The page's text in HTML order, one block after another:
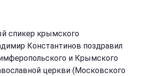
спикер крымского
Константинов поздравил
и Крымского
церкви (Московского